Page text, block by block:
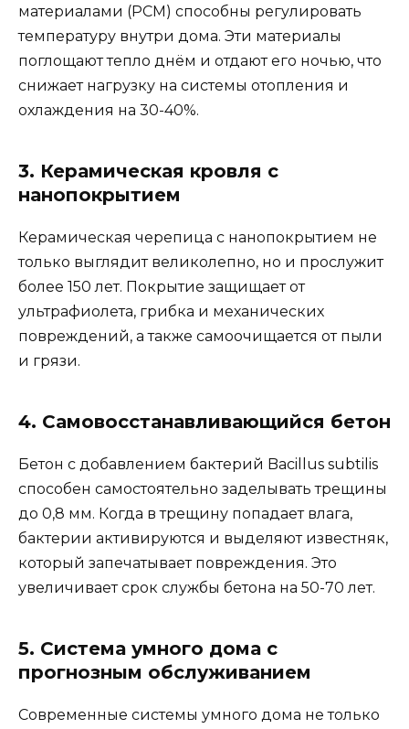
материалами (PCM) способны регулировать
температуру внутри дома. Эти материалы
поглощают тепло днём и отдают его ночью, что
снижает нагрузку на системы отопления и
охлаждения на 30-40%.
3. Керамическая кровля с
нанопокрытием
Керамическая черепица с нанопокрытием не
только выглядит великолепно, но и прослужит
более 150 лет. Покрытие защищает от
ультрафиолета, грибка и механических
повреждений, а также самоочищается от пыли
и грязи.
4. Самовосстанавливающийся бетон
Бетон с добавлением бактерий Bacillus subtilis
способен самостоятельно заделывать трещины
до 0,8 мм. Когда в трещину попадает влага,
бактерии активируются и выделяют известняк,
который запечатывает повреждения. Это
увеличивает срок службы бетона на 50-70 лет.
5. Система умного дома с
прогнозным обслуживанием
Современные системы умного дома не только